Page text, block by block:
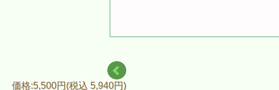
価格:5,500円(税込 5,940円)